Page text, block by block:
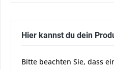
Hier kannst du dein
Bitte beachten Sie, dass